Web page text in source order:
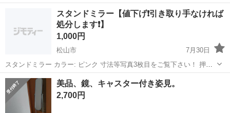
ないため出品する事にしました。 中古の卓上ミラーです。 イベント時
のみの使用だったこともあり、使用回数は数回です。 その他は自宅保
存しておりました。 マグネッ...
ミラー/鏡 マグネット
スタンドミラー【値下げ❗️引き取り手なければ
処分します❗️】
1,000円
松山市
7月30日
スタンドミラー カラー: ピンク 寸法等写真3枚目をご覧下さい！ 押し
入れに横にした状態で閉まってありましたが、 邪魔になるので掲載致
します。 学生時代にステッカーをガラス面(右上)貼ってた為、 シール
跡(ベタベタ)...
愛媛 松山市 ミラー/鏡 ミラー
美品、鏡、キャスター付き姿見。
2,700円